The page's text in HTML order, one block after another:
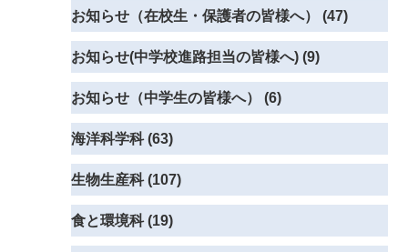
お知らせ（在校生・保護者の皆様へ） (47)
お知らせ(中学校進路担当の皆様へ) (9)
お知らせ（中学生の皆様へ） (6)
海洋科学科 (63)
生物生産科 (107)
食と環境科 (19)